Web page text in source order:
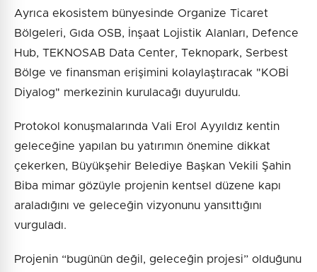
Ayrıca ekosistem bünyesinde Organize Ticaret
Bölgeleri, Gıda OSB, İnşaat Lojistik Alanları, Defence
Hub, TEKNOSAB Data Center, Teknopark, Serbest
Bölge ve finansman erişimini kolaylaştıracak "KOBİ
Diyalog" merkezinin kurulacağı duyuruldu.
Protokol konuşmalarında Vali Erol Ayyıldız kentin
geleceğine yapılan bu yatırımın önemine dikkat
çekerken, Büyükşehir Belediye Başkan Vekili Şahin
Biba mimar gözüyle projenin kentsel düzene kapı
araladığını ve geleceğin vizyonunu yansıttığını
vurguladı.
Projenin “bugünün değil, geleceğin projesi” olduğunu